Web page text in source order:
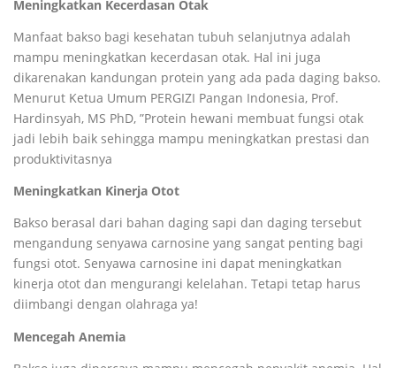
Meningkatkan Kecerdasan Otak
Manfaat bakso bagi kesehatan tubuh selanjutnya adalah
mampu meningkatkan kecerdasan otak. Hal ini juga
dikarenakan kandungan protein yang ada pada daging bakso.
Menurut Ketua Umum PERGIZI Pangan Indonesia, Prof.
Hardinsyah, MS PhD, ”Protein hewani membuat fungsi otak
jadi lebih baik sehingga mampu meningkatkan prestasi dan
produktivitasnya
Meningkatkan Kinerja Otot
Bakso berasal dari bahan daging sapi dan daging tersebut
mengandung senyawa carnosine yang sangat penting bagi
fungsi otot. Senyawa carnosine ini dapat meningkatkan
kinerja otot dan mengurangi kelelahan. Tetapi tetap harus
diimbangi dengan olahraga ya!
Mencegah Anemia